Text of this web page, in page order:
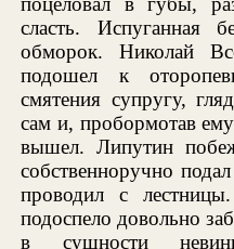
сласть. Испуганная
обморок. Николай
подошел к
смятения супругу,
сам и, пробормотав
вышел. Липутин
собственноручно
проводил с
подоспело довольно
в сущности